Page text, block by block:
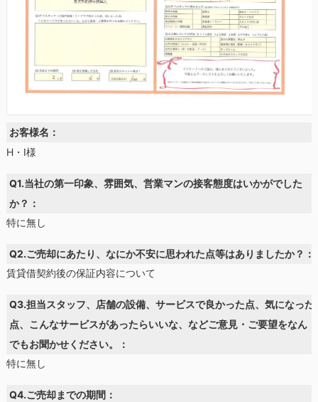
お客様名：
H・I様
Q1.当社の第一印象、雰囲気、営業マンの接客態度はいかがでした
か？：
特に無し
Q2.ご売却にあたり、なにか不安に思われた点等はありましたか？：
賃貸借契約後の保証内容について
Q3.担当スタッフ、店舗の設備、サービスで良かった点、気になった
点、こんなサービスがあったらいいな、などご意見・ご要望をなん
でもお聞かせください。：
特に無し
Q4.ご売却までの期間：